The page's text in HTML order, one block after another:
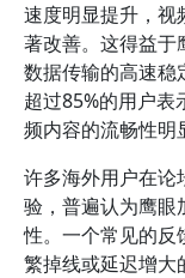
速度明显提升，视
著改善。这得益于
数据传输的高速稳
超过85%的用户表
频内容的流畅性明
许多海外用户在论
验，普遍认为鹰眼
性。一个常见的反
繁掉线或延迟增大